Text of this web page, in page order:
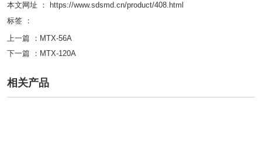
本文网址 ： https://www.sdsmd.cn/product/408.html
标签 ：
上一篇 ： MTX-56A
下一篇 ： MTX-120A
相关产品